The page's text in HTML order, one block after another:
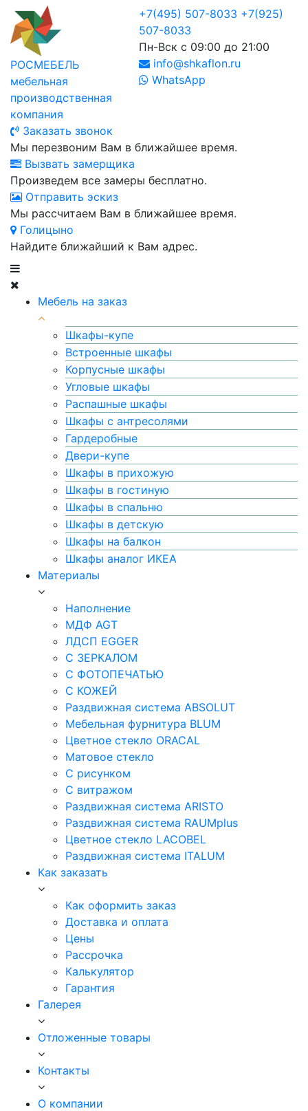
РОСМЕБЕЛЬ
мебельная
производственная
компания
+7(495) 507-8033 +7(925)
507-8033
Пн-Вск с 09:00 до 21:00
info@shkaflon.ru
WhatsApp
Заказать звонок
Мы перезвоним Вам в ближайшее время.
Вызвать замерщика
Произведем все замеры бесплатно.
Отправить эскиз
Мы рассчитаем Вам в ближайшее время.
Голицыно
Найдите ближайший к Вам адрес.
Мебель на заказ
Шкафы-купе
Встроенные шкафы
Корпусные шкафы
Угловые шкафы
Распашные шкафы
Шкафы с антресолями
Гардеробные
Двери-купе
Шкафы в прихожую
Шкафы в гостиную
Шкафы в спальню
Шкафы в детскую
Шкафы на балкон
Шкафы аналог ИКЕА
Материалы
Наполнение
МДФ AGT
ЛДСП EGGER
С ЗЕРКАЛОМ
С ФОТОПЕЧАТЬЮ
С КОЖЕЙ
Раздвижная система ABSOLUT
Мебельная фурнитура BLUM
Цветное стекло ORACAL
Матовое стекло
C рисунком
C витражом
Раздвижная система ARISTO
Раздвижная система RAUMplus
Цветное стекло LACOBEL
Раздвижная система ITALUM
Как заказать
Как оформить заказ
Доставка и оплата
Цены
Рассрочка
Калькулятор
Гарантия
Галерея
Отложенные товары
Контакты
О компании